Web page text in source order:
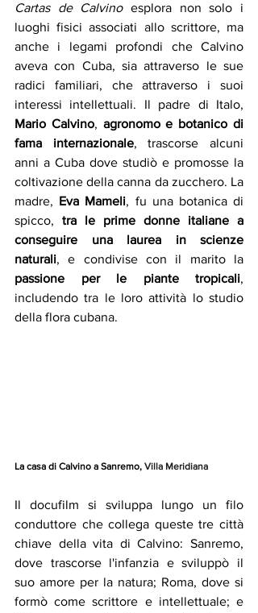
Cartas de Calvino esplora non solo i
luoghi fisici associati allo scrittore, ma
anche i legami profondi che Calvino
aveva con Cuba, sia attraverso le sue
radici familiari, che attraverso i suoi
Mario Calvino, agronomo e botanico di
fama internazionale, trascorse alcuni
anni a Cuba dove studiò e promosse la
coltivazione della canna da zucchero. La
madre, Eva Mameli, fu una botanica di
spicco, tra le prime donne italiane a
conseguire una laurea in scienze
naturali
passione per le piante tropicali,
includendo tra le loro attività lo studio
della flora cubana.
La casa di Calvino a Sanremo, Villa Meridiana
Il docufilm si sviluppa lungo un filo
conduttore che collega queste tre città
chiave della vita di Calvino: Sanremo,
dove trascorse l'infanzia e sviluppò il
suo amore per la natura; Roma, dove si
formò come scrittore e intellettuale; e